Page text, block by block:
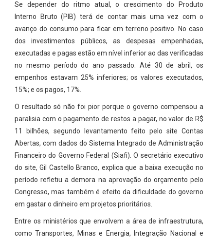
Se depender do ritmo atual, o crescimento do Produto
Interno Bruto (PIB) terá de contar mais uma vez com o
avanço do consumo para ficar em terreno positivo. No caso
dos investimentos públicos, as despesas empenhadas,
executadas e pagas estão em nível inferior ao das verificadas
no mesmo período do ano passado. Até 30 de abril, os
empenhos estavam 25% inferiores; os valores executados,
15%; e os pagos, 17%.
O resultado só não foi pior porque o governo compensou a
paralisia com o pagamento de restos a pagar, no valor de R$
11 bilhões, segundo levantamento feito pelo site Contas
Abertas, com dados do Sistema Integrado de Administração
Financeiro do Governo Federal (Siafi). O secretário executivo
do site, Gil Castello Branco, explica que a baixa execução no
período refletiu a demora na aprovação do orçamento pelo
Congresso, mas também é efeito da dificuldade do governo
em gastar o dinheiro em projetos prioritários.
Entre os ministérios que envolvem a área de infraestrutura,
como Transportes, Minas e Energia, Integração Nacional e